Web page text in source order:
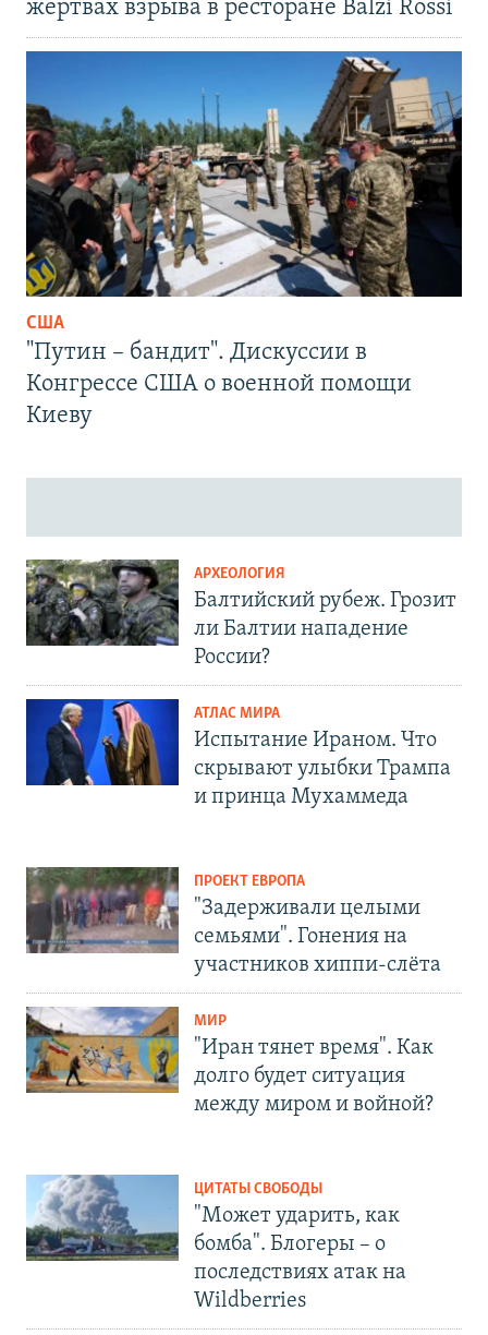
жертвах взрыва в ресторане Balzi Rossi
США
"Путин – бандит". Дискуссии в
Конгрессе США о военной помощи
Киеву
АРХЕОЛОГИЯ
Балтийский рубеж. Грозит
ли Балтии нападение
России?
АТЛАС МИРА
Испытание Ираном. Что
скрывают улыбки Трампа
и принца Мухаммеда
ПРОЕКТ ЕВРОПА
"Задерживали целыми
семьями". Гонения на
участников хиппи-слёта
МИР
"Иран тянет время". Как
долго будет ситуация
между миром и войной?
ЦИТАТЫ СВОБОДЫ
"Может ударить, как
бомба". Блогеры – о
последствиях атак на
Wildberries